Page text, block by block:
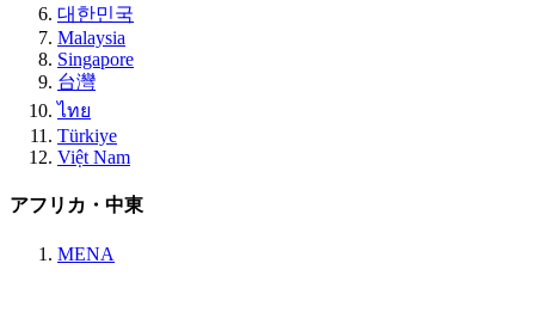
대한민국
Malaysia
Singapore
台灣
ไทย
Türkiye
Việt Nam
アフリカ・中東
MENA